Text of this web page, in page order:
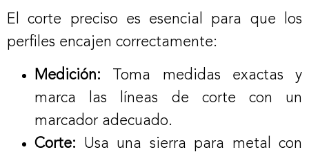
El corte preciso es esencial para que los
perfiles encajen correctamente:
Medición: Toma medidas exactas y
marca las líneas de corte con un
marcador adecuado.
Corte: Usa una sierra para metal con